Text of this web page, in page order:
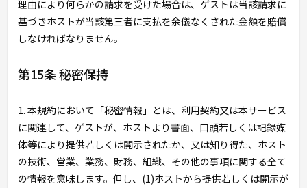
理由により何らかの請求を受けた場合は、ゲストは当該請求に
基づきホストが当該第三者に支払を余儀なくされた金額を賠償
しなければなりません。
第15条 秘密保持
1. 本規約において「秘密情報」とは、利用契約又は本サービス
に関連して、ゲストが、ホストより書面、口頭若しくは記録媒
体等により提供若しくは開示されたか、又は知り得た、ホスト
の技術、営業、業務、財務、組織、その他の事項に関する全て
の情報を意味します。但し、(1)ホストから提供若しくは開示が